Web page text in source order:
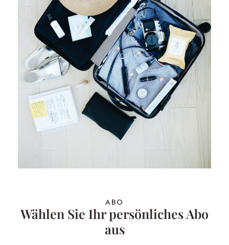
ABO
Wählen Sie Ihr persönliches Abo
aus